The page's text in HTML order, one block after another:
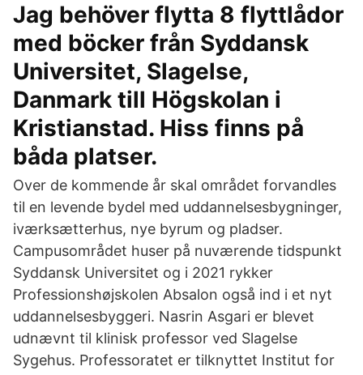
Jag behöver flytta 8 flyttlådor
med böcker från Syddansk
Universitet, Slagelse,
Danmark till Högskolan i
Kristianstad. Hiss finns på
båda platser.
Over de kommende år skal området forvandles
til en levende bydel med uddannelsesbygninger,
iværksætterhus, nye byrum og pladser.
Campusområdet huser på nuværende tidspunkt
Syddansk Universitet og i 2021 rykker
Professionshøjskolen Absalon også ind i et nyt
uddannelsesbyggeri. Nasrin Asgari er blevet
udnævnt til klinisk professor ved Slagelse
Sygehus. Professoratet er tilknyttet Institut for